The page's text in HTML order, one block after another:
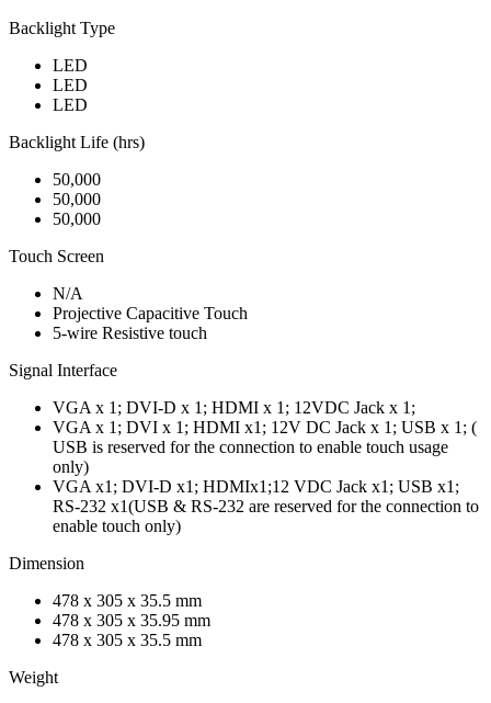
Backlight Type
LED
LED
LED
Backlight Life (hrs)
50,000
50,000
50,000
Touch Screen
N/A
Projective Capacitive Touch
5-wire Resistive touch
Signal Interface
VGA x 1; DVI-D x 1; HDMI x 1; 12VDC Jack x 1;
VGA x 1; DVI x 1; HDMI x1; 12V DC Jack x 1; USB x 1; (
USB is reserved for the connection to enable touch usage
only)
VGA x1; DVI-D x1; HDMIx1;12 VDC Jack x1; USB x1;
RS-232 x1(USB & RS-232 are reserved for the connection to
enable touch only)
Dimension
478 x 305 x 35.5 mm
478 x 305 x 35.95 mm
478 x 305 x 35.5 mm
Weight